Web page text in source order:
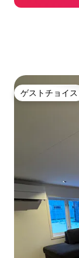
ゲストチョイス
ゲストチョイス